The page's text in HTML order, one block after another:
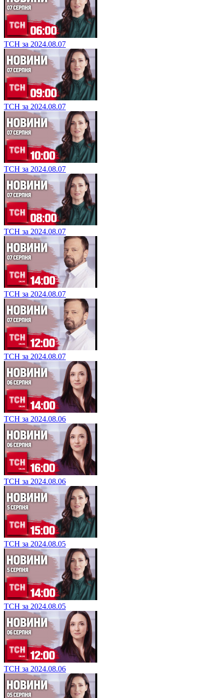
ТСН за 2024.08.07
ТСН за 2024.08.07
ТСН за 2024.08.07
ТСН за 2024.08.07
ТСН за 2024.08.07
ТСН за 2024.08.07
ТСН за 2024.08.06
ТСН за 2024.08.06
ТСН за 2024.08.05
ТСН за 2024.08.05
ТСН за 2024.08.06